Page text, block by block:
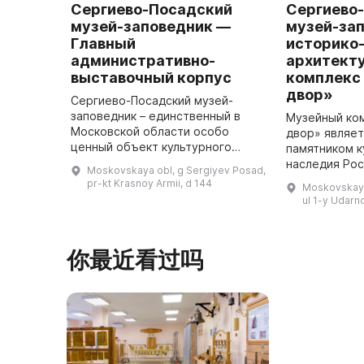
Сергиево-Посадский
музей-заповедник —
Главный
административно-
выставочный корпус
Сергиево-Посадский музей-
заповедник – единственный в
Московской области особо
ценный объект культурного
уникальную коллекцию
драгоценных вкладов русских
Moskovskaya obl, g Sergiyev Posad,
pr-kt Krasnoy Armii, d 144
музей-
историко-
двор»
Музейный
двор»
памятником
наследия
Он был
ul 1-y
你最近看过吗